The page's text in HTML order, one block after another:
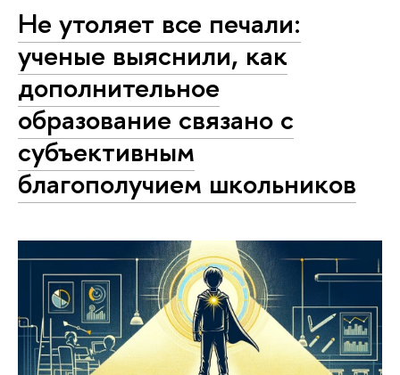
Не утоляет все печали:
ученые выяснили, как
дополнительное
образование связано с
субъективным
благополучием школьников